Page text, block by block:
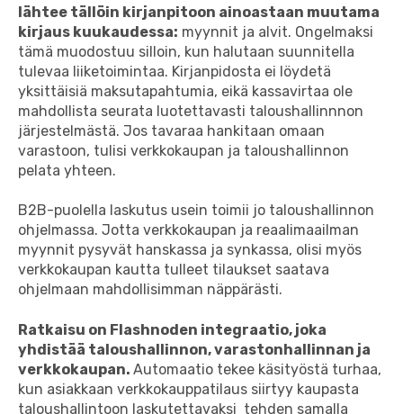
lähtee tällöin kirjanpitoon ainoastaan muutama
kirjaus kuukaudessa: myynnit ja alvit. Ongelmaksi
tämä muodostuu silloin, kun halutaan suunnitella
tulevaa liiketoimintaa. Kirjanpidosta ei löydetä
yksittäisiä maksutapahtumia, eikä kassavirtaa ole
mahdollista seurata luotettavasti taloushallinnnon
järjestelmästä. Jos tavaraa hankitaan omaan
varastoon, tulisi verkkokaupan ja taloushallinnon
pelata yhteen.
B2B-puolella laskutus usein toimii jo taloushallinnon
ohjelmassa. Jotta verkkokaupan ja reaalimaailman
myynnit pysyvät hanskassa ja synkassa, olisi myös
verkkokaupan kautta tulleet tilaukset saatava
ohjelmaan mahdollisimman näppärästi.
Ratkaisu on Flashnoden integraatio, joka
yhdistää taloushallinnon, varastonhallinnan ja
verkkokaupan. Automaatio tekee käsityöstä turhaa,
kun asiakkaan verkkokauppatilaus siirtyy kaupasta
taloushallintoon laskutettavaksi tehden samalla